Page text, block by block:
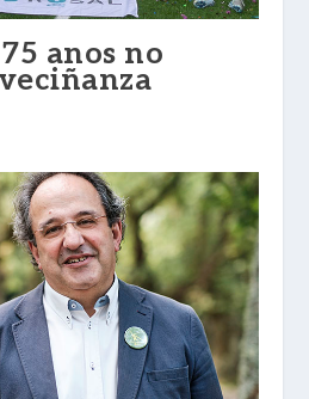
anos no